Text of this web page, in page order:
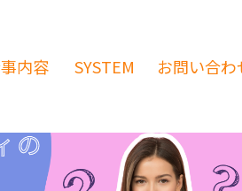
内容 SYSTEM お問い合わ